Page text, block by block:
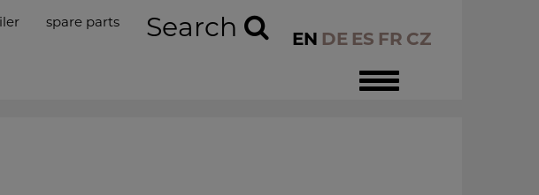
Toggle
navigation
EN DE ES FR CZ
spare parts Search